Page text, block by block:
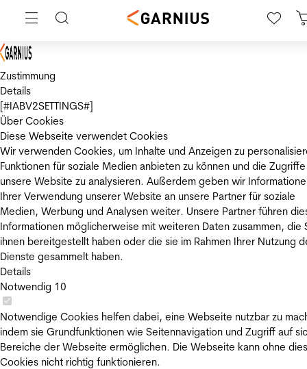
Zustimmung
Details
[#IABV2SETTINGS#]
Über Cookies
Diese Webseite verwendet Cookies
Wir verwenden Cookies, um Inhalte und Anzeigen zu
Funktionen für soziale Medien anbieten zu können und die
unsere Website zu analysieren. Außerdem geben wir
Ihrer Verwendung unserer Website an unsere Partner für soziale
Medien, Werbung und Analysen weiter. Unsere Partner führen
Informationen möglicherweise mit weiteren Daten zusammen, die
ihnen bereitgestellt haben oder die sie im Rahmen Ihrer Nutzung
Dienste gesammelt haben.
Details
Notwendig 10
Notwendige Cookies helfen dabei, eine Webseite nutzbar zu
indem sie Grundfunktionen wie Seitennavigation und Zugriff auf
Bereiche der Webseite ermöglichen. Die Webseite kann ohne
Cookies nicht richtig funktionieren.